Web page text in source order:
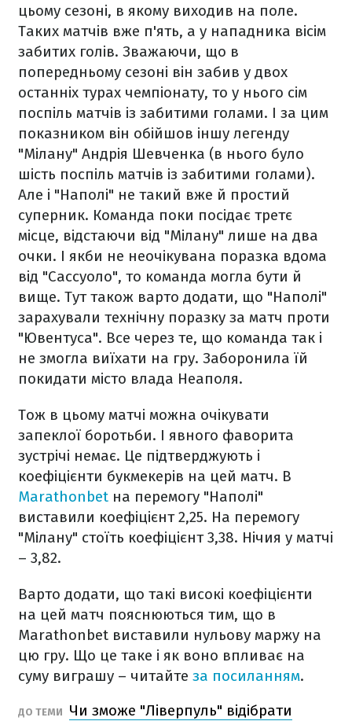
цьому сезоні, в якому виходив на поле.
Таких матчів вже п'ять, а у нападника вісім
забитих голів. Зважаючи, що в
попередньому сезоні він забив у двох
останніх турах чемпіонату, то у нього сім
поспіль матчів із забитими голами. І за цим
показником він обійшов іншу легенду
"Мілану" Андрія Шевченка (в нього було
шість поспіль матчів із забитими голами).
Але і "Наполі" не такий вже й простий
суперник. Команда поки посідає третє
місце, відстаючи від "Мілану" лише на два
очки. І якби не неочікувана поразка вдома
від "Сассуоло", то команда могла бути й
вище. Тут також варто додати, що "Наполі"
зарахували технічну поразку за матч проти
"Ювентуса". Все через те, що команда так і
не змогла виїхати на гру. Заборонила їй
покидати місто влада Неаполя.
Тож в цьому матчі можна очікувати
запеклої боротьби. І явного фаворита
зустрічі немає. Це підтверджують і
коефіцієнти букмекерів на цей матч. В
Marathonbet на перемогу "Наполі"
виставили коефіцієнт 2,25. На перемогу
"Мілану" стоїть коефіцієнт 3,38. Нічия у матчі
– 3,82.
Варто додати, що такі високі коефіцієнти
на цей матч пояснюються тим, що в
Marathonbet виставили нульову маржу на
цю гру. Що це таке і як воно впливає на
суму виграшу – читайте за посиланням.
ДО ТЕМИ
Чи зможе "Ліверпуль" відібрати